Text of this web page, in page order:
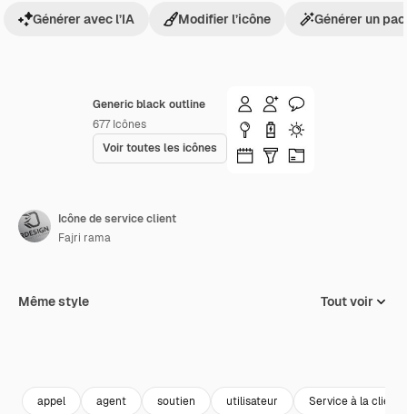
Generic black outline
677 Icônes
Voir toutes les icônes
Générer avec l’IA Modifier l’icône Générer un
Icône de service client
Fajri rama
Même style Tout voir
appel agent soutien utilisateur Service à la